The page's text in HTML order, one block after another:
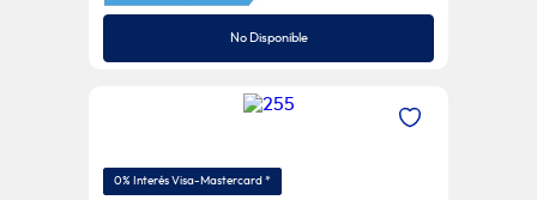
No Disponible
0% Interés Visa-Mastercard *